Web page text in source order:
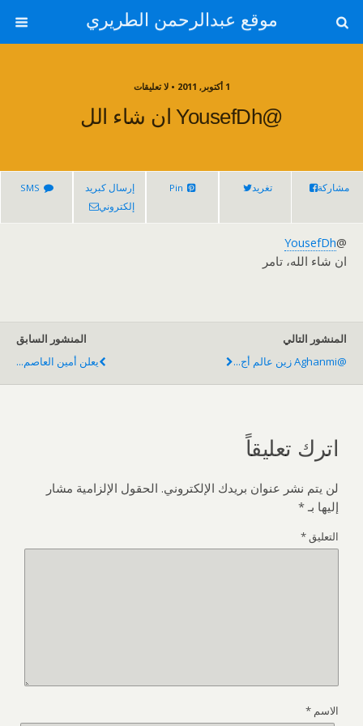
موقع عبدالرحمن الطريري
1 أكتوبر, 2011 • لا تعليقات
@YousefDh ان شاء الل
مشاركة تغريد Pin
إرسال كبريد
إلكتروني
SMS
@
YousefDh
ان شاء الله، تامر
المنشور السابق
يعلن أمين العاصم...
المنشور التالي
@aghanmi زين عالم أج...
اترك تعليقاً
لن يتم نشر عنوان بريدك الإلكتروني. الحقول الإلزامية مشار
إليها بـ*
التعليق*
الاسم *